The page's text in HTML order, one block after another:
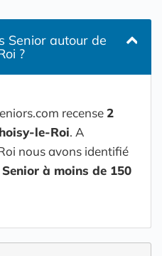
Senior autour de
?
recense2
le-Roi. A
nous avons identifié
à moins de 150